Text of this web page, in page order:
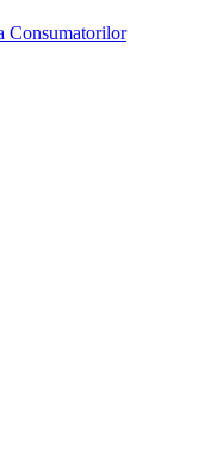
Consumatorilor